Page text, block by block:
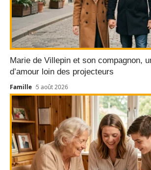
Marie de Villepin et son compagnon,
d’amour loin des projecteurs
Famille 5 août 2026